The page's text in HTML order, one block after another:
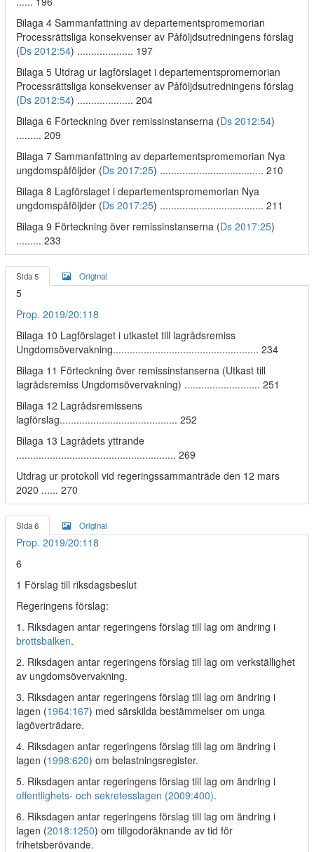
Bilaga 4 Sammanfattning av departementspromemorian
Processrättsliga konsekvenser av Påföljdsutredningens förslag
(Ds 2012:54) .................... 197
Bilaga 5 Utdrag ur lagförslaget i departementspromemorian
Processrättsliga konsekvenser av Påföljdsutredningens förslag
(Ds 2012:54) .................... 204
Bilaga 6 Förteckning över remissinstanserna (Ds 2012:54)
......... 209
Bilaga 7 Sammanfattning av departementspromemorian Nya
ungdomspåföljder (Ds 2017:25) ..................................... 210
Bilaga 8 Lagförslaget i departementspromemorian Nya
ungdomspåföljder (Ds 2017:25) ..................................... 211
Bilaga 9 Förteckning över remissinstanserna (Ds 2017:25)
......... 233
Sida 5 Original
5
Prop. 2019/20:118
Bilaga 10 Lagförslaget i utkastet till lagrådsremiss
Ungdomsövervakning.................................................... 234
Bilaga 11 Förteckning över remissinstanserna (Utkast till
lagrådsremiss Ungdomsövervakning) ........................... 251
Bilaga 12 Lagrådsremissens
lagförslag.......................................... 252
Bilaga 13 Lagrådets yttrande
......................................................... 269
Utdrag ur protokoll vid regeringssammanträde den 12 mars
2020 ...... 270
Sida 6 Original
Prop. 2019/20:118
6
1 Förslag till riksdagsbeslut
Regeringens förslag:
1. Riksdagen antar regeringens förslag till lag om ändring i
brottsbalken.
2. Riksdagen antar regeringens förslag till lag om verkställighet
av ungdomsövervakning.
3. Riksdagen antar regeringens förslag till lag om ändring i
lagen (1964:167) med särskilda bestämmelser om unga
lagöverträdare.
4. Riksdagen antar regeringens förslag till lag om ändring i
lagen (1998:620) om belastningsregister.
5. Riksdagen antar regeringens förslag till lag om ändring i
offentlighets- och sekretesslagen (2009:400).
6. Riksdagen antar regeringens förslag till lag om ändring i
lagen (2018:1250) om tillgodoräknande av tid för
frihetsberövande.